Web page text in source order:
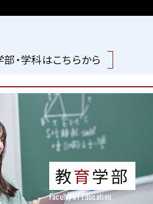
・学科はこちらから
教育学部
Faculty of Education